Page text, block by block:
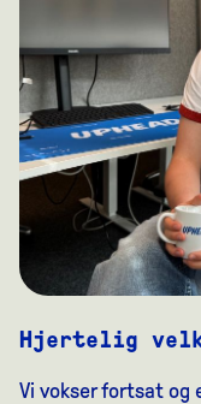
Hjertelig
Vi vokser fortsat og